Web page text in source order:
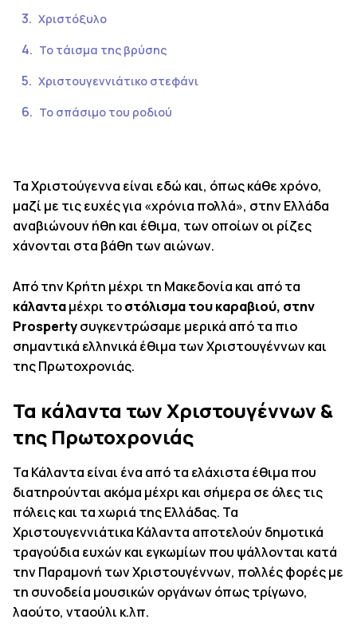
Χριστόξυλο
Το τάισμα της βρύσης
Χριστουγεννιάτικο στεφάνι
Το σπάσιμο του ροδιού
Τα Χριστούγεννα είναι εδώ και, όπως κάθε χρόνο,
μαζί με τις ευχές για «χρόνια πολλά», στην Ελλάδα
αναβιώνουν ήθη και έθιμα, των οποίων οι ρίζες
χάνονται στα βάθη των αιώνων.
Από την Κρήτη μέχρι τη Μακεδονία και από τα
κάλανταμέχρι τοστόλισμα του καραβιού, στην
Prospertyσυγκεντρώσαμε μερικά από τα πιο
σημαντικά ελληνικά έθιμα των Χριστουγέννων και
της Πρωτοχρονιάς.
Τα κάλαντα των Χριστουγέννων &
της Πρωτοχρονιάς
Τα Κάλαντα είναι ένα από τα ελάχιστα έθιμα που
διατηρούνται ακόμα μέχρι και σήμερα σε όλες τις
πόλεις και τα χωριά της Ελλάδας. Τα
Χριστουγεννιάτικα Κάλαντα αποτελούν δημοτικά
τραγούδια ευχών και εγκωμίων που ψάλλονται κατά
την Παραμονή των Χριστουγέννων, πολλές φορές με
τη συνοδεία μουσικών οργάνων όπως τρίγωνο,
λαούτο, νταούλι κ.λπ.